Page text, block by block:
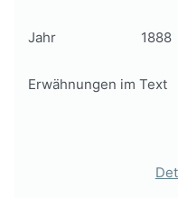
Jahr 1888
Erwähnungen im Text